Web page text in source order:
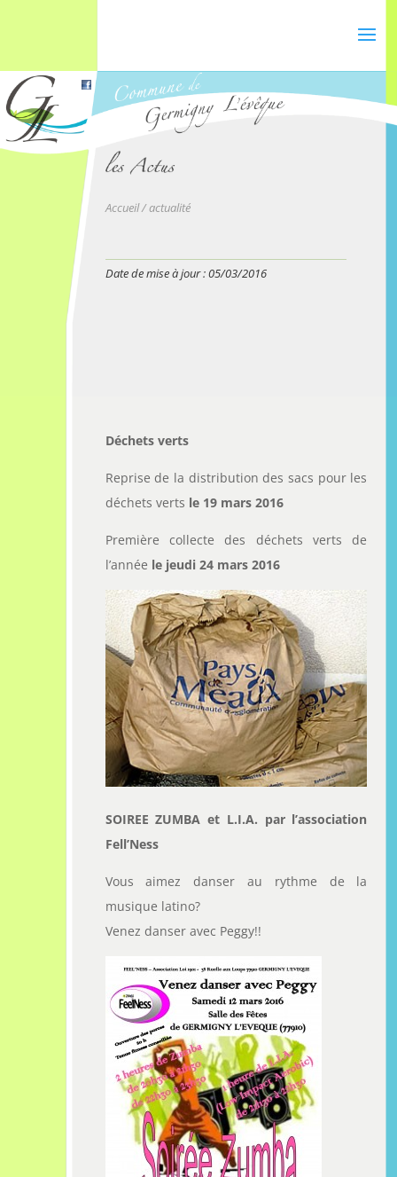
Accueil/ actualité
Date de mise à jour : 05/03/2016
Déchets verts
Reprise de la distribution des sacs pour les
déchets verts le 19 mars 2016
Première collecte des déchets verts de
l’année le jeudi 24 mars 2016
SOIREE ZUMBA et L.I.A. par l’association
Fell’Ness
Vous aimez danser au rythme de la
musique latino?
Venez danser avec Peggy!!